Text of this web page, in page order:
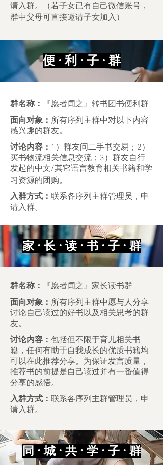
请入群。（若子女已有自己微信账号，
群中父母可直接邀请子女加入）
便 · 利 · 子 · 群
群名称：
『愿者闻之』转书团书便利群
面向对象： 所有序列主群中对以下内容
感兴趣的群友。
讨论内容： 1）群友间二手书交易；2）
买书物流相关信息交流；3）群友自行
发起的中文/其它语言教育相关书籍和学
习资源的团购。
入群方式： 联系各序列主群管理员，申
请入群。
家 · 长 · 读 · 书 · 子 · 群
群名称：
『愿者闻之』家长读书群
面向对象： 所有序列主群中愿与人分享
讨论自己读过的好书以及相关思考的群
友。
讨论内容： 包括但不限于育儿相关书
籍，任何有助于自我成长的优质书籍均
可以在此推荐分享。为保证发言质量，
推荐书的前提是自己读过并有一番值得
分享的感悟。
入群方式： 联系各序列主群管理员，申
请入群。
同 · 城 · 共 · 学 · 子 · 群